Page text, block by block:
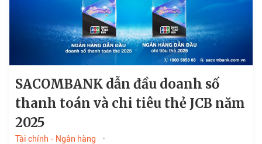
SACOMBANK dẫn đầu doanh số
thanh toán và chi tiêu thẻ JCB năm
2025
Tài chính - Ngân hàng